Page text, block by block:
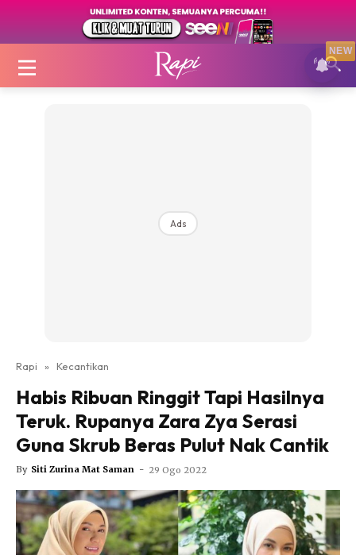
Login|Register
Nutrisi
Video
Fit Rapi
Hub Ideaktiv
Ads
Rapi » Kecantikan
Habis Ribuan Ringgit Tapi Hasilnya
Teruk. Rupanya Zara Zya Serasi
Guna Skrub Beras Pulut Nak Cantik
By Siti Zurina Mat Saman - 29 Ogo 2022
NEW